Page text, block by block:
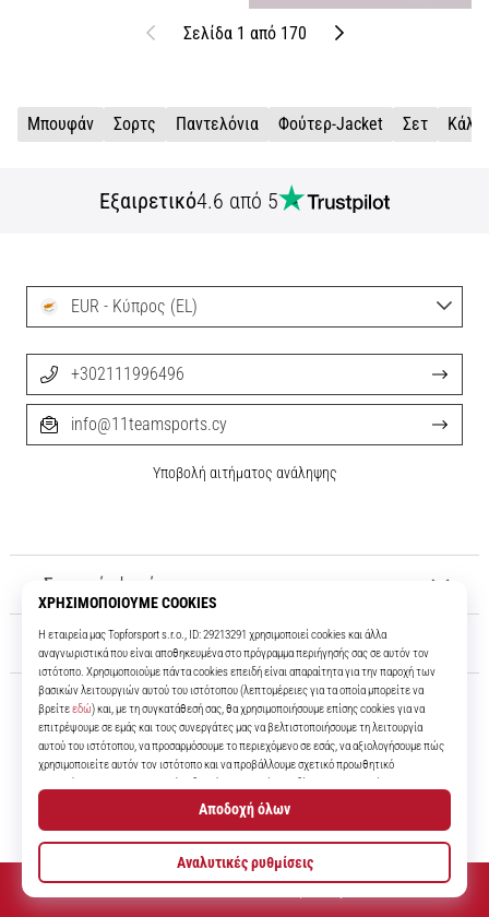
Προηγούμενο
Σελίδα 1 από 170 Επόμενο
Μπουφάν Σορτς Παντελόνια Φούτερ-Jacket Σετ
Εξαιρετικό4.6 από 5
11teamsports.cy
Για πάνω από 16 χρόνια είμαστε οι συμπαίκτες σας, προσφέροντάς σας
τα καλύτερα και πιο σύγχρονα ποδοσφαιρικά προϊόντα.
Σχετικά μ' εμάς
Εξυπηρέτηση πελατών
EUR - Κύπρος (EL)
+302111996496
info@11teamsports.cy
Υποβολή αιτήματος ανάληψης